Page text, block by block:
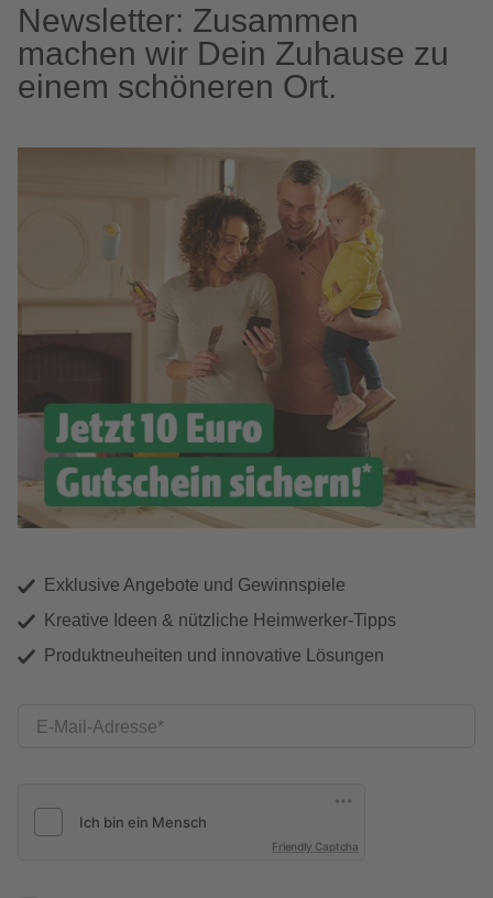
Newsletter: Zusammen
machen wir Dein Zuhause zu
einem schöneren Ort.
Exklusive Angebote und Gewinnspiele
Kreative Ideen & nützliche Heimwerker-Tipps
Produktneuheiten und innovative Lösungen
E-Mail-Adresse
Friendly Captcha